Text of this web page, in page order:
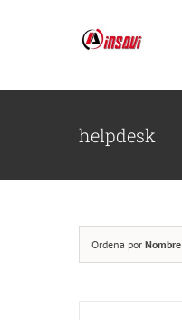
helpdesk
Ordena por Nombre